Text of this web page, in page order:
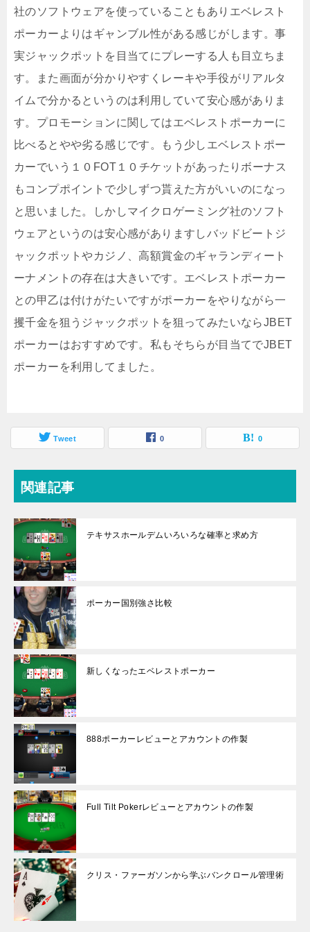
社のソフトウェアを使っていることもありエベレスト
ポーカーよりはギャンブル性がある感じがします。事
実ジャックポットを目当てにプレーする人も目立ちま
す。また画面が分かりやすくレーキや手役がリアルタ
イムで分かるというのは利用していて安心感がありま
す。プロモーションに関してはエベレストポーカーに
比べるとやや劣る感じです。もう少しエベレストポー
カーでいう１０FOT１０チケットがあったりボーナス
もコンプポイントで少しずつ貰えた方がいいのになっ
と思いました。しかしマイクロゲーミング社のソフト
ウェアというのは安心感がありますしバッドビートジ
ャックポットやカジノ、高額賞金のギャランディート
ーナメントの存在は大きいです。エベレストポーカー
との甲乙は付けがたいですがポーカーをやりながら一
攫千金を狙うジャックポットを狙ってみたいならJBET
ポーカーはおすすめです。私もそちらが目当てでJBET
ポーカーを利用してました。
Tweet 0 0
関連記事
テキサスホールデムいろいろな確率と求め方
ポーカー国別強さ比較
新しくなったエベレストポーカー
888ポーカーレビューとアカウントの作製
Full Tilt Pokerレビューとアカウントの作製
クリス・ファーガソンから学ぶバンクロール管理術